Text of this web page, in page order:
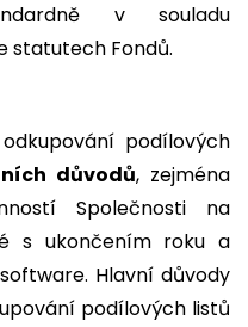
v souladu
statutech Fondů.
podílových
důvodů, zejména
Společnosti na
s ukončením roku a
Hlavní důvody
podílových listů